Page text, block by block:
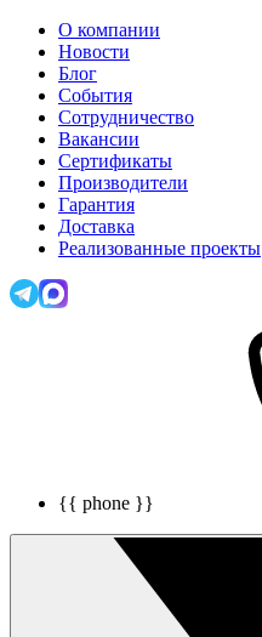
О компании
Новости
Блог
События
Сотрудничество
Вакансии
Сертификаты
Производители
Гарантия
Доставка
Реализованные проекты
{{ phone }}